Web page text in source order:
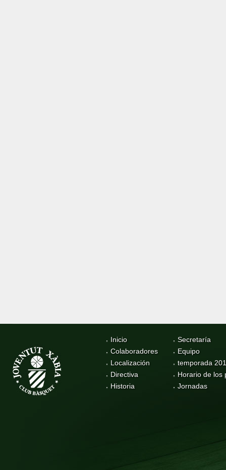
Inicio
Colaboradores
Localización
Directiva
Historia
Secretaría
Equipo
temporada
Horario de los
Jornadas